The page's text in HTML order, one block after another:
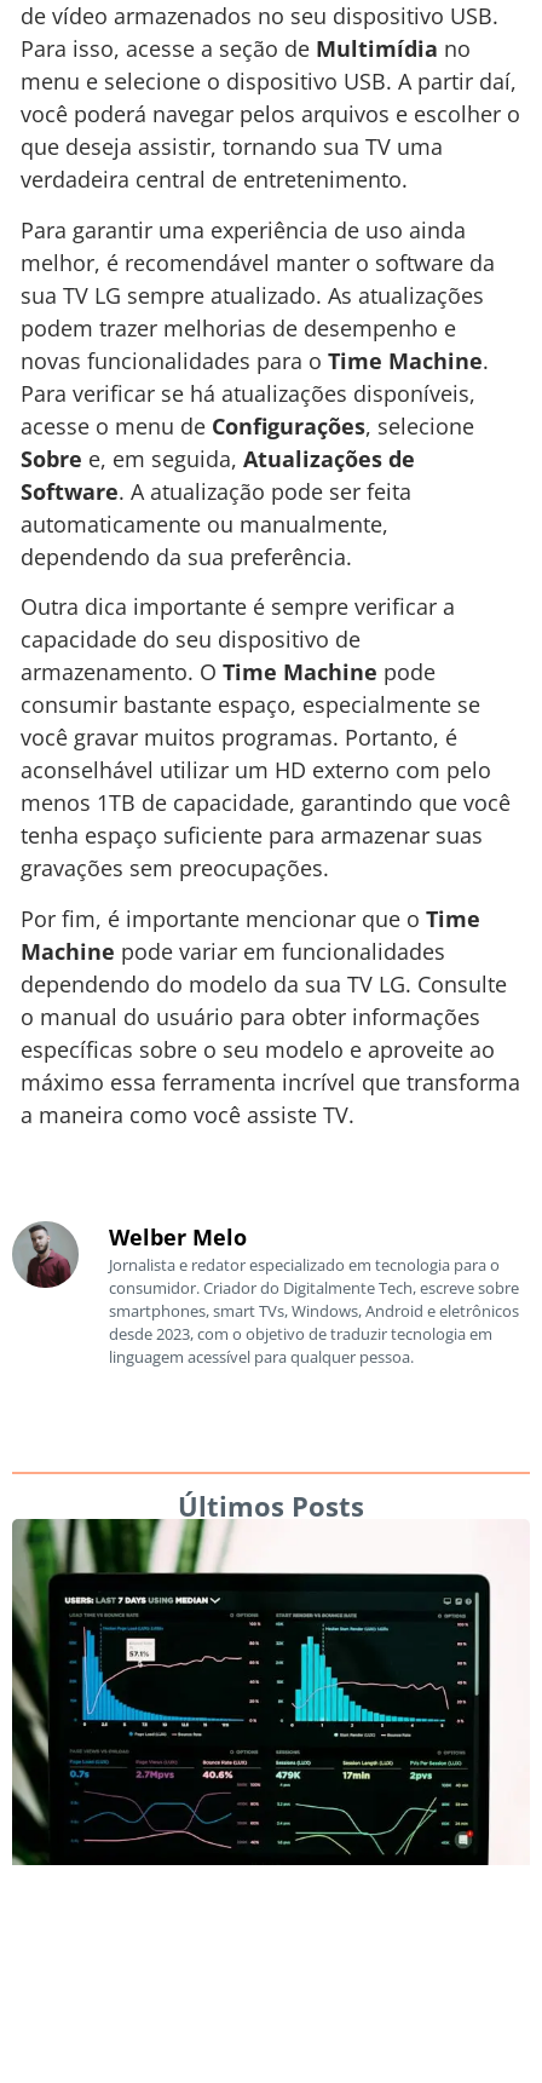
de vídeo armazenados no seu dispositivo USB.
Para isso, acesse a seção de Multimídia no
menu e selecione o dispositivo USB. A partir daí,
você poderá navegar pelos arquivos e escolher o
que deseja assistir, tornando sua TV uma
verdadeira central de entretenimento.
Para garantir uma experiência de uso ainda
melhor, é recomendável manter o software da
sua TV LG sempre atualizado. As atualizações
podem trazer melhorias de desempenho e
novas funcionalidades para o Time Machine.
Para verificar se há atualizações disponíveis,
acesse o menu de Configurações, selecione
Sobre e, em seguida, Atualizações de
Software. A atualização pode ser feita
automaticamente ou manualmente,
dependendo da sua preferência.
Outra dica importante é sempre verificar a
capacidade do seu dispositivo de
armazenamento. O Time Machine pode
consumir bastante espaço, especialmente se
você gravar muitos programas. Portanto, é
aconselhável utilizar um HD externo com pelo
menos 1TB de capacidade, garantindo que você
tenha espaço suficiente para armazenar suas
gravações sem preocupações.
Por fim, é importante mencionar que o Time
Machine pode variar em funcionalidades
dependendo do modelo da sua TV LG. Consulte
o manual do usuário para obter informações
específicas sobre o seu modelo e aproveite ao
máximo essa ferramenta incrível que transforma
a maneira como você assiste TV.
Welber Melo
Jornalista e redator especializado em tecnologia para o
consumidor. Criador do Digitalmente Tech, escreve sobre
smartphones, smart TVs, Windows, Android e eletrônicos
desde 2023, com o objetivo de traduzir tecnologia em
linguagem acessível para qualquer pessoa.
Últimos Posts